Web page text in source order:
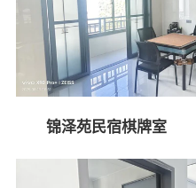
锦泽苑民宿棋牌室